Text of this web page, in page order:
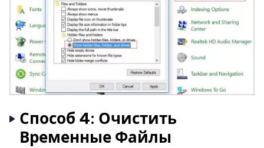
Способ 4: Очистить
Временные Файлы